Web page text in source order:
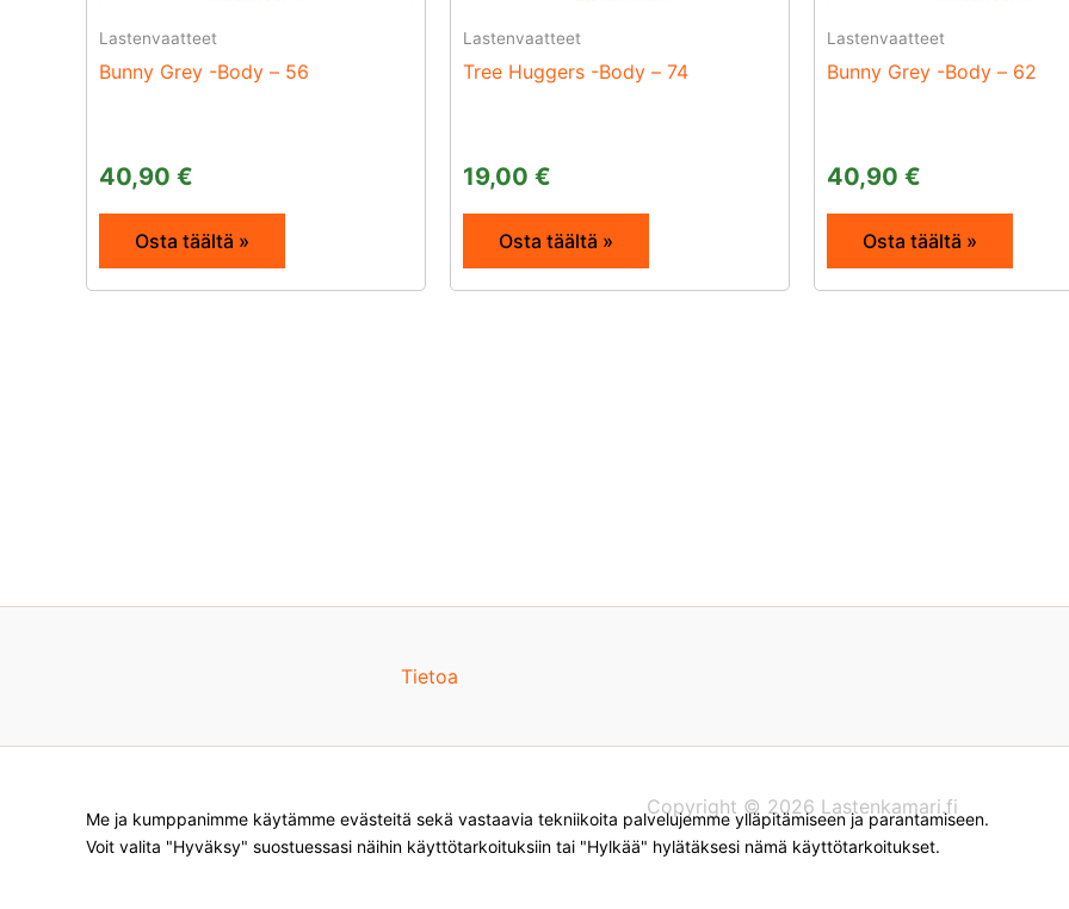
Lastenvaatteet
Bunny Grey -Body – 56
40,90 €
Osta täältä »
Lastenvaatteet
Tree Huggers -Body – 74
19,00 €
Osta täältä »
Lastenvaatteet
Bunny Grey -Body – 62
40,90 €
Osta täältä »
Tietoa
Copyright © 2026 Lastenkamari.fi
Me ja kumppanimme käytämme evästeitä sekä vastaavia tekniikoita palvelujemme ylläpitämiseen ja parantamiseen.
Voit valita "Hyväksy" suostuessasi näihin käyttötarkoituksiin tai "Hylkää" hylätäksesi nämä käyttötarkoitukset.